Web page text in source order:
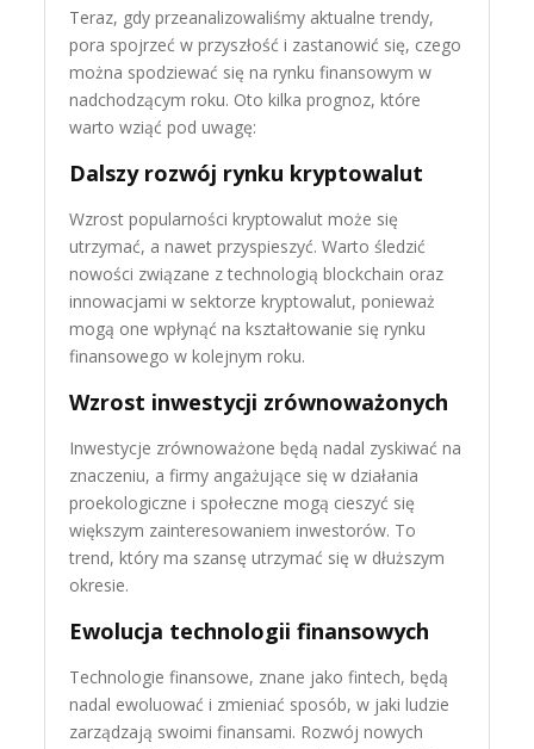
Teraz, gdy przeanalizowaliśmy aktualne trendy,
pora spojrzeć w przyszłość i zastanowić się, czego
można spodziewać się na rynku finansowym w
nadchodzącym roku. Oto kilka prognoz, które
warto wziąć pod uwagę:
Dalszy rozwój rynku kryptowalut
Wzrost popularności kryptowalut może się
utrzymać, a nawet przyspieszyć. Warto śledzić
nowości związane z technologią blockchain oraz
innowacjami w sektorze kryptowalut, ponieważ
mogą one wpłynąć na kształtowanie się rynku
finansowego w kolejnym roku.
Wzrost inwestycji zrównoważonych
Inwestycje zrównoważone będą nadal zyskiwać na
znaczeniu, a firmy angażujące się w działania
proekologiczne i społeczne mogą cieszyć się
większym zainteresowaniem inwestorów. To
trend, który ma szansę utrzymać się w dłuższym
okresie.
Ewolucja technologii finansowych
Technologie finansowe, znane jako fintech, będą
nadal ewoluować i zmieniać sposób, w jaki ludzie
zarządzają swoimi finansami. Rozwój nowych